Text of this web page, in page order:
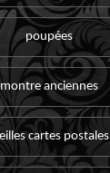
poupées
montre anciennes
cartes postales